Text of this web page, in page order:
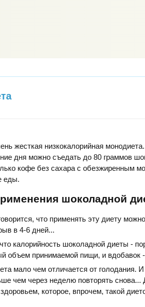
жесткая низкокалорийная
дня можно съедать до 80 граммов
кофе без сахара с обезжиренным
еды.
шоколадной
что применять эту диету
в 4-6 дней...
калорийность шоколадной диеты -
объем принимаемой пищи, и вдобавок
мало чем отличается от голодания.
чем через неделю повторять снова...
которое, впрочем, такой